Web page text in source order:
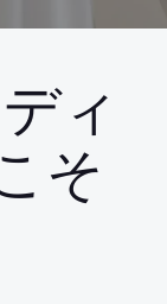
ィ
そ